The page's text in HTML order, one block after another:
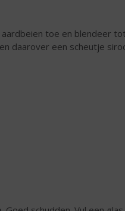
toe en blendeer
daarover een scheutje